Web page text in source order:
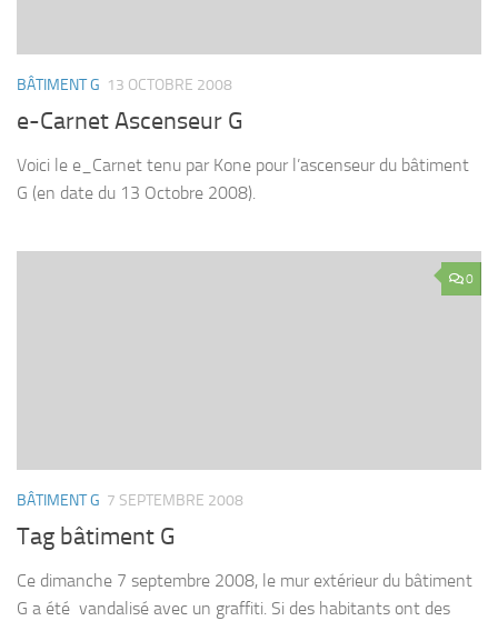
BÂTIMENT G 13 OCTOBRE 2008
e-Carnet Ascenseur G
Voici le e_Carnet tenu par Kone pour l’ascenseur du bâtiment
G (en date du 13 Octobre 2008).
0
BÂTIMENT G 7 SEPTEMBRE 2008
Tag bâtiment G
Ce dimanche 7 septembre 2008, le mur extérieur du bâtiment
G a été vandalisé avec un graffiti. Si des habitants ont des